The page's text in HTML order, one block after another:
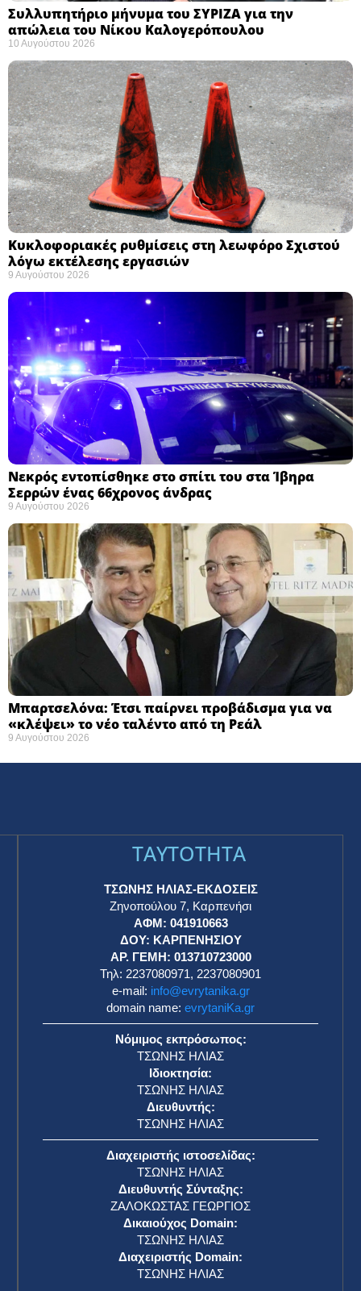
Συλλυπητήριο μήνυμα του ΣΥΡΙΖΑ για την
απώλεια του Νίκου Καλογερόπουλου ​
10 Αυγούστου 2026
Κυκλοφοριακές ρυθμίσεις στη λεωφόρο Σχιστού
λόγω εκτέλεσης εργασιών
9 Αυγούστου 2026
Νεκρός εντοπίσθηκε στο σπίτι του στα Ίβηρα
Σερρών ένας 66χρονος άνδρας
9 Αυγούστου 2026
Μπαρτσελόνα: Έτσι παίρνει προβάδισμα για να
«κλέψει» το νέο ταλέντο από τη Ρεάλ
9 Αυγούστου 2026
TAYTOTHTA
ΤΣΩΝΗΣ ΗΛΙΑΣ-ΕΚΔΟΣΕΙΣ
Ζηνοπούλου 7, Καρπενήσι
ΑΦΜ: 041910663
ΔΟΥ: ΚΑΡΠΕΝΗΣΙΟΥ
ΑΡ. ΓΕΜΗ: 013710723000
Τηλ: 2237080971, 2237080901
e-mail: info@evrytanika.gr
domain name: evrytaniKa.gr
Νόμιμος εκπρόσωπος:
ΤΣΩΝΗΣ ΗΛΙΑΣ
Ιδιοκτησία:
ΤΣΩΝΗΣ ΗΛΙΑΣ
Διευθυντής:
ΤΣΩΝΗΣ ΗΛΙΑΣ
Διαχειριστής ιστοσελίδας:
ΤΣΩΝΗΣ ΗΛΙΑΣ
Διευθυντής Σύνταξης:
ΖΑΛΟΚΩΣΤΑΣ ΓΕΩΡΓΙΟΣ
Δικαιούχος Domain:
ΤΣΩΝΗΣ ΗΛΙΑΣ
Διαχειριστής Domain:
ΤΣΩΝΗΣ ΗΛΙΑΣ